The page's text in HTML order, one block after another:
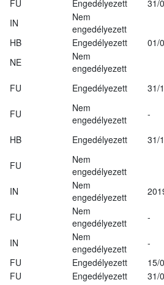
FU Engedélyezett
31/
IN
Nem
engedélyezett
HB Engedélyezett
01/
NE
Nem
engedélyezett
FU Engedélyezett 31/
FU
Nem
engedélyezett
-
HB Engedélyezett 31/
FU
Nem
engedélyezett
IN
Nem
engedélyezett
FU
Nem
engedélyezett
-
IN
Nem
engedélyezett
-
FU Engedélyezett
15/
FU Engedélyezett
31/